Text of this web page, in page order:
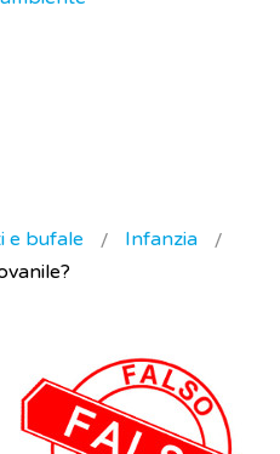
e bufale
Infanzia